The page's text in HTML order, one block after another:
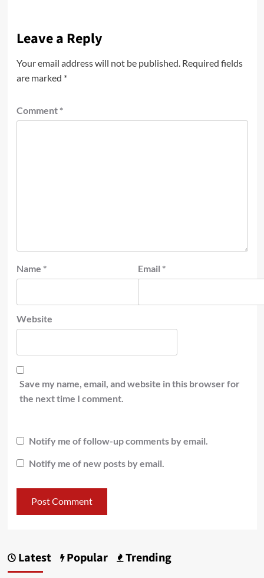
Leave a Reply
Your email address will not be published. Required fields
are marked *
Comment *
Name * Email *
Website
Save my name, email, and website in this browser for
the next time I comment.
Notify me of follow-up comments by email.
Notify me of new posts by email.
Latest Popular Trending